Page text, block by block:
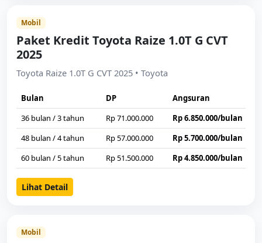
Mobil
Paket Kredit Toyota Raize 1.0T G CVT
2025
Toyota Raize 1.0T G CVT 2025 • Toyota
Bulan DP
Angsuran
36 bulan / 3 tahun
Rp 71.000.000
Rp 6.850.000/bulan
48 bulan / 4 tahun
Rp 57.000.000
Rp 5.700.000/bulan
60 bulan / 5 tahun
Rp 51.500.000 Rp 4.850.000/bulan
Lihat Detail
Mobil